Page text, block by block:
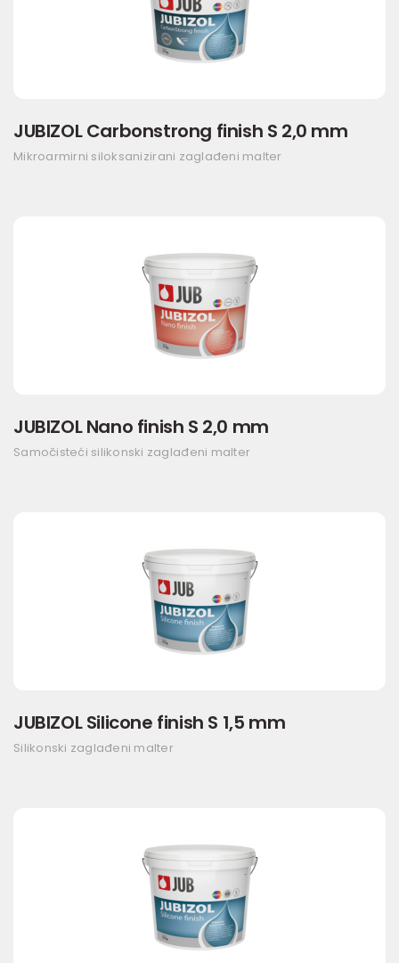
JUBIZOL Carbonstrong finish S 2,0 mm
Mikroarmirni siloksanizirani zaglađeni malter
JUBIZOL Nano finish S 2,0 mm
Samočisteći silikonski zaglađeni malter
JUBIZOL Silicone finish S 1,5 mm
Silikonski zaglađeni malter